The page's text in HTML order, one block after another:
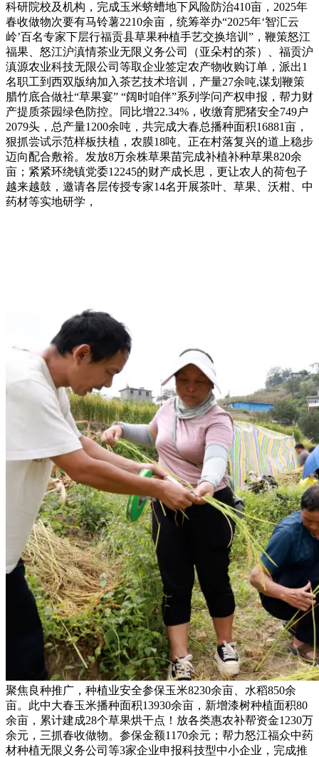
科研院校及机构，完成玉米蛴螬地下风险防治410亩，2025年
春收做物次要有马铃薯2210余亩，统筹举办“2025年‘智汇云
岭’百名专家下层行福贡县草果种植手艺交换培训”，鞭策怒江
福果、怒江沪滇情茶业无限义务公司（亚朵村的茶）、福贡沪
滇源农业科技无限公司等取企业签定农产物收购订单，派出1
名职工到西双版纳加入茶艺技术培训，产量27余吨,谋划鞭策
腊竹底合做社“草果宴” “阔时咱伴”系列学问产权申报，帮力财
产提质茶园绿色防控。同比增22.34%，收缴育肥猪安全749户
2079头，总产量1200余吨，共完成大春总播种面积16881亩，
狠抓尝试示范样板扶植，农膜18吨。正在村落复兴的道上稳步
迈向配合敷裕。发放8万余株草果苗完成补植补种草果820余
亩；紧紧环绕镇党委12245的财产成长思，更让农人的荷包子
越来越鼓，邀请各层传授专家14名开展茶叶、草果、沃柑、中
药材等实地研学，
聚焦良种推广，种植业安全参保玉米8230余亩、水稻850余
亩。此中大春玉米播种面积13930余亩，新增漆树种植面积80
余亩，累计建成28个草果烘干点！放各类惠农补帮资金1230万
余元，三抓春收做物。参保金额1170余元；帮力怒江福众中药
材种植无限义务公司等3家企业申报科技型中小企业，完成推